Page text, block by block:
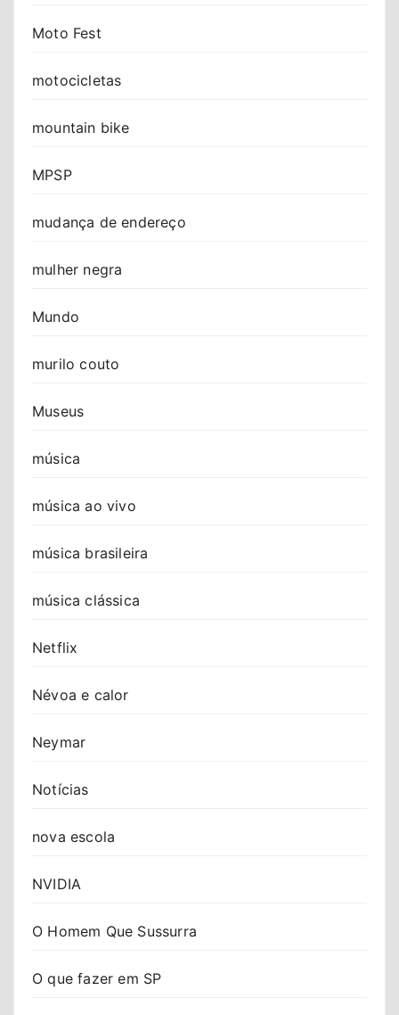
Moto Fest
motocicletas
mountain bike
MPSP
mudança de endereço
mulher negra
Mundo
murilo couto
Museus
música
música ao vivo
música brasileira
música clássica
Netflix
Névoa e calor
Neymar
Notícias
nova escola
NVIDIA
O Homem Que Sussurra
O que fazer em SP